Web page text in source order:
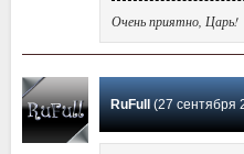
Очень приятно, Царь!
RuFull (27 сентября 2021